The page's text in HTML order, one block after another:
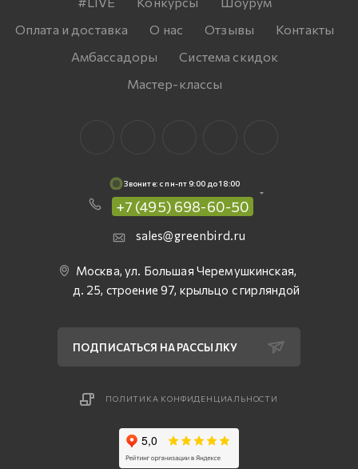
Оплата и доставка
О нас Отзывы
Контакты
Амбассадоры
Система скидок
Мастер-классы
Звоните: c пн-пт 9:00 до 18:00
+7 (495) 698-60-50
sales@greenbird.ru
Москва, ул. Большая Черемушкинская,
д. 25, строение 97, крыльцо с гирляндой
ПОДПИСАТЬСЯ НА РАССЫЛКУ
ПОЛИТИКА КОНФИДЕНЦИАЛЬНОСТИ